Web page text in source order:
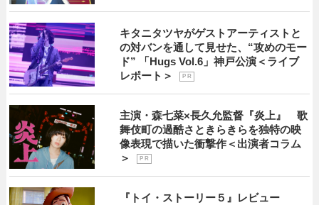
キタニタツヤがゲストアーティストと
の対バンを通して見せた、“攻めのモー
ド” 「Hugs Vol.6」神戸公演＜ライブ
レポート＞
P R
主演・森七菜×長久允監督『炎上』 歌
舞伎町の過酷さときらきらを独特の映
像表現で描いた衝撃作＜出演者コラム
＞
P R
『トイ・ストーリー５』レビュー